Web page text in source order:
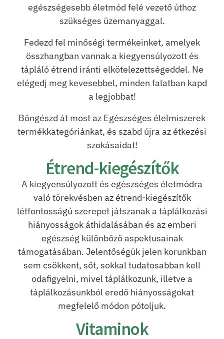
egészségesebb életmód felé vezető úthoz
szükséges üzemanyaggal.
Fedezd fel minőségi termékeinket, amelyek
összhangban vannak a kiegyensúlyozott és
tápláló étrend iránti elkötelezettségeddel. Ne
elégedj meg kevesebbel, minden falatban kapd
a legjobbat!
Böngészd át most az Egészséges élelmiszerek
termékkategóriánkat, és szabd újra az étkezési
szokásaidat!
Étrend-kiegészítők
A kiegyensúlyozott és egészséges életmódra
való törekvésben az étrend-kiegészítők
létfontosságú szerepet játszanak a táplálkozási
hiányosságok áthidalásában és az emberi
egészség különböző aspektusainak
támogatásában. Jelentőségük jelen korunkban
sem csökkent, sőt, sokkal tudatosabban kell
odafigyelni, mivel táplálkozunk, illetve a
táplálkozásunkból eredő hiányosságokat
megfelelő módon pótoljuk.
Vitaminok